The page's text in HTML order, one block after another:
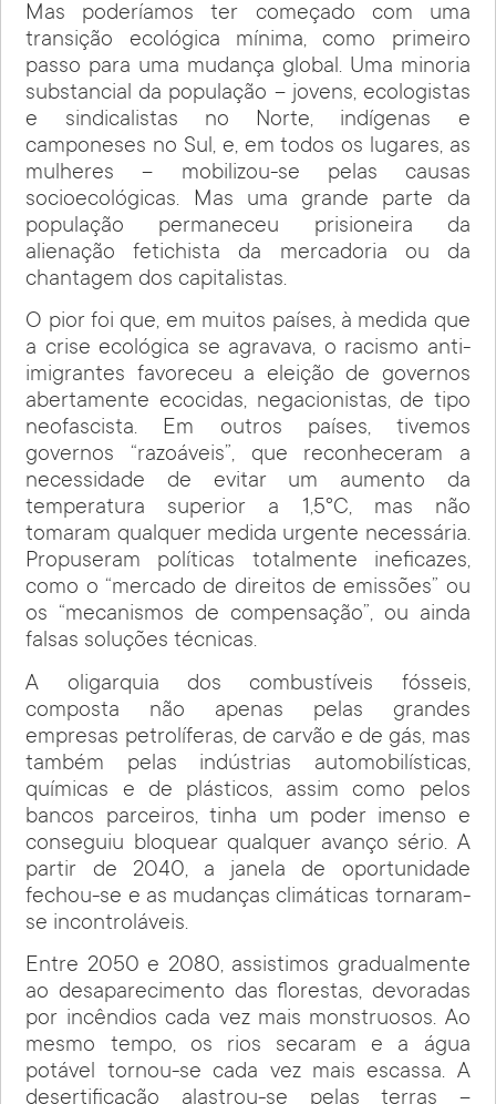
Mas poderíamos ter começado com uma
transição ecológica mínima, como primeiro
passo para uma mudança global. Uma minoria
substancial da população – jovens, ecologistas
e sindicalistas no Norte, indígenas e
camponeses no Sul, e, em todos os lugares, as
mulheres – mobilizou-se pelas causas
socioecológicas. Mas uma grande parte da
população permaneceu prisioneira da
alienação fetichista da mercadoria ou da
chantagem dos capitalistas.
O pior foi que, em muitos países, à medida que
a crise ecológica se agravava, o racismo anti-
imigrantes favoreceu a eleição de governos
abertamente ecocidas, negacionistas, de tipo
neofascista. Em outros países, tivemos
governos “razoáveis”, que reconheceram a
necessidade de evitar um aumento da
temperatura superior a 1,5°C, mas não
tomaram qualquer medida urgente necessária.
Propuseram políticas totalmente ineficazes,
como o “mercado de direitos de emissões” ou
os “mecanismos de compensação”, ou ainda
falsas soluções técnicas.
A oligarquia dos combustíveis fósseis,
composta não apenas pelas grandes
empresas petrolíferas, de carvão e de gás, mas
também pelas indústrias automobilísticas,
químicas e de plásticos, assim como pelos
bancos parceiros, tinha um poder imenso e
conseguiu bloquear qualquer avanço sério. A
partir de 2040, a janela de oportunidade
fechou-se e as mudanças climáticas tornaram-
se incontroláveis.
Entre 2050 e 2080, assistimos gradualmente
ao desaparecimento das florestas, devoradas
por incêndios cada vez mais monstruosos. Ao
mesmo tempo, os rios secaram e a água
potável tornou-se cada vez mais escassa. A